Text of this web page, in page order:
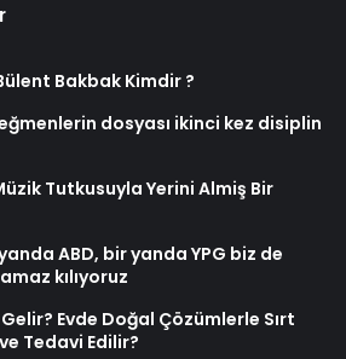
Bakbak Kimdir ?
dosyası ikinci kez disiplin
Tutkusuyla Yerini Almiş Bir
ABD, bir yanda YPG biz de
kılıyoruz
Gelir? Evde Doğal Çözümlerle Sırt
Tedavi Edilir?